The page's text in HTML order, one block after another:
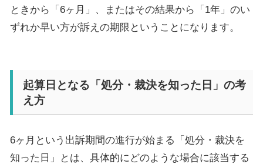
ときから「 6ヶ月」、またはその結果から「 1年」のい
ずれか早い方が訴えの期限ということになります。
起算日となる「処分・裁決を知った日」の考
え方
6ヶ月という出訴期間の進行が始まる「処分・裁決を
知った日」とは、具体的にどのような場合に該当する